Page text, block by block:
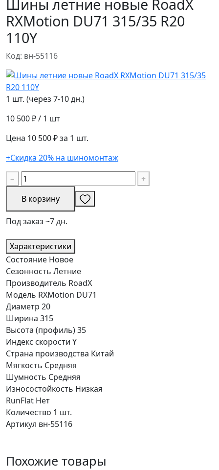
Шины летние новые RoadX
RXMotion DU71 315/35 R20
110Y
Код: вн-55116
1 шт. (через 7-10 дн.)
10 500 ₽/ 1 шт
Цена 10 500 ₽ за 1 шт.
+Скидка 20% на шиномонтаж
−
+
В корзину
Под заказ ~7 дн.
Характеристики
Состояние Новое
Сезонность Летние
Производитель RoadX
Модель RXMotion DU71
Диаметр 20
Ширина 315
Высота (профиль)35
Индекс скорости Y
Страна производства Китай
Мягкость Средняя
Шумность Средняя
Износостойкость Низкая
RunFlat Нет
Количество 1 шт.
Артикул вн-55116
Похожие товары